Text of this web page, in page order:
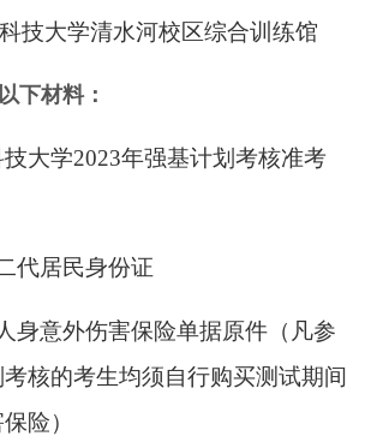
技大学清水河校区综合训练馆
下材料：
技大学2023年强基计划考核准考
代居民身份证
身意外伤害保险单据原件（凡参
核的考生均须自行购买测试期间
险）